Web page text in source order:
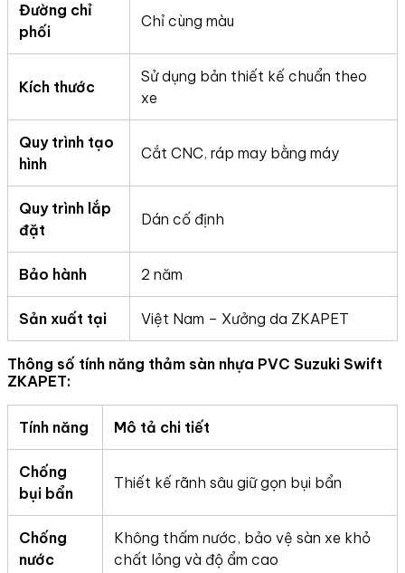
Đường chỉ
phối
Chỉ cùng màu
Kích thước
Sử dụng bản thiết kế chuẩn theo
xe
Quy trình tạo
hình
Cắt CNC, ráp may bằng máy
Quy trình lắp
đặt
Dán cố định
Bảo hành 2 năm
Sản xuất tại Việt Nam – Xưởng da ZKAPET
Thông số tính năng thảm sàn nhựa PVC Suzuki Swift
ZKAPET:
Tính năng Mô tả chi tiết
Chống
bụi bẩn
Thiết kế rãnh sâu giữ gọn bụi bẩn
Chống
nước
Không thấm nước, bảo vệ sàn xe khỏ
chất lỏng và độ ẩm cao